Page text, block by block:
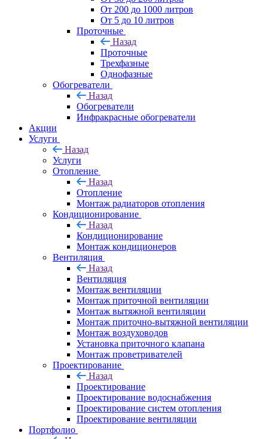
От 200 до 1000 литров
От 5 до 10 литров
Проточные
Назад
Проточные
Трехфазные
Однофазные
Обогреватели
Назад
Обогреватели
Инфракрасные обогреватели
Акции
Услуги
Назад
Услуги
Отопление
Назад
Отопление
Монтаж радиаторов отопления
Кондиционирование
Назад
Кондиционирование
Монтаж кондиционеров
Вентиляция
Назад
Вентиляция
Монтаж вентиляции
Монтаж приточной вентиляции
Монтаж вытяжной вентиляции
Монтаж приточно-вытяжной вентиляции
Монтаж воздуховодов
Установка приточного клапана
Монтаж проветривателей
Проектирование
Назад
Проектирование
Проектирование водоснабжения
Проектирование систем отопления
Проектирование вентиляции
Портфолио